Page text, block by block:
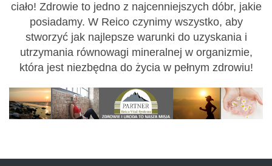
ciało! Zdrowie to jedno z najcenniejszych dóbr, jakie
posiadamy. W Reico czynimy wszystko, aby
stworzyć jak najlepsze warunki do uzyskania i
utrzymania równowagi mineralnej w organizmie,
która jest niezbędna do życia w pełnym zdrowiu!